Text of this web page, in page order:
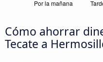
Cómo ahorrar
Tecate a